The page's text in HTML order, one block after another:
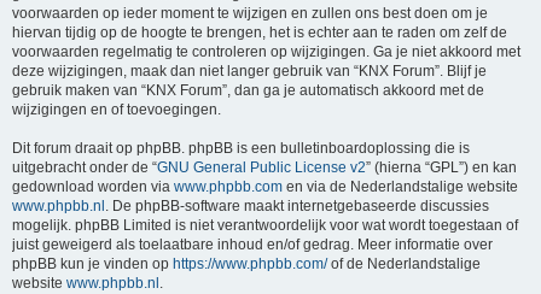
voorwaarden op ieder moment te wijzigen en zullen ons best doen om je
hiervan tijdig op de hoogte te brengen, het is echter aan te raden om zelf de
voorwaarden regelmatig te controleren op wijzigingen. Ga je niet akkoord met
deze wijzigingen, maak dan niet langer gebruik van “KNX Forum”. Blijf je
gebruik maken van “KNX Forum”, dan ga je automatisch akkoord met de
wijzigingen en of toevoegingen.
Dit forum draait op phpBB. phpBB is een bulletinboardoplossing die is
uitgebracht onder de “GNU General Public License v2” (hierna “GPL”) en kan
gedownload worden via www.phpbb.com en via de Nederlandstalige website
www.phpbb.nl . De phpBB-software maakt internetgebaseerde discussies
mogelijk. phpBB Limited is niet verantwoordelijk voor wat wordt toegestaan of
juist geweigerd als toelaatbare inhoud en/of gedrag. Meer informatie over
phpBB kun je vinden op https://www.phpbb.com/of de Nederlandstalige
website www.phpbb.nl .